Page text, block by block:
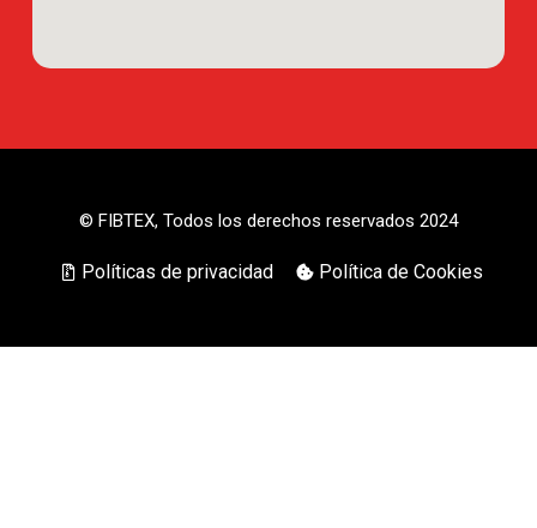
© FIBTEX, Todos los derechos reservados 2024
Políticas de privacidad Política de Cookies